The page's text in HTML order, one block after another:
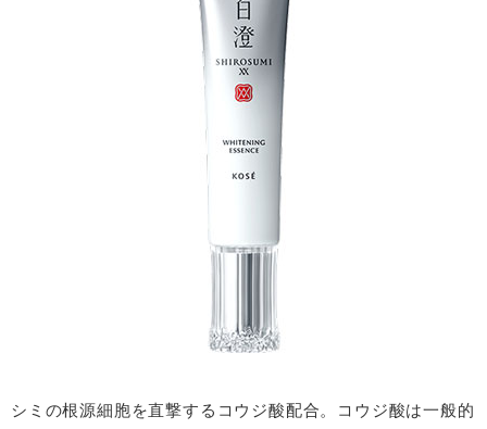
シミの根源細胞を直撃するコウジ酸配合。コウジ酸は一般的